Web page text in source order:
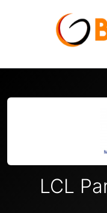
LCL